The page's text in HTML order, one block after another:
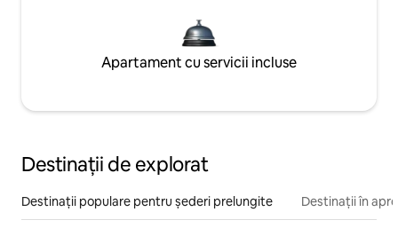
Apartament cu servicii incluse
Destinații de explorat
Destinații populare pentru șederi prelungite Destinații în